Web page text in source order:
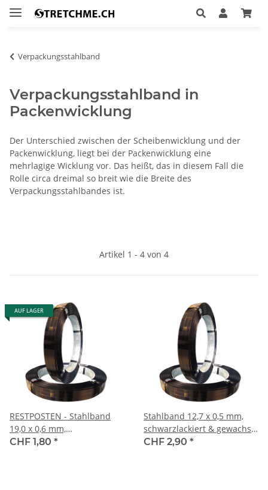
Verpackungsstahlband
Verpackungsstahlband in
Packenwicklung
Der Unterschied zwischen der Scheibenwicklung und der
Packenwicklung, liegt bei der Packenwicklung eine
mehrlagige Wicklung vor. Das heißt, das in diesem Fall die
Rolle circa dreimal so breit wie die Breite des
Verpackungsstahlbandes ist.
Artikel 1 - 4 von 4
AUF LAGER
RESTPOSTEN - Stahlband
19,0 x 0,6 mm,
schwarzlackiert & gewachst,
CHF 1,80 *
Stahlband 12,7 x 0,5 mm,
schwarzlackiert & gewachst,
Packenwicklung
CHF 2,90 *